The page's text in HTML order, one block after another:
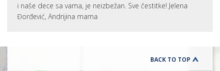
i naše dece sa vama, je neizbežan. Sve čestitke! Jelena
Đorđević, Andrijina mama
BACK TO TOP